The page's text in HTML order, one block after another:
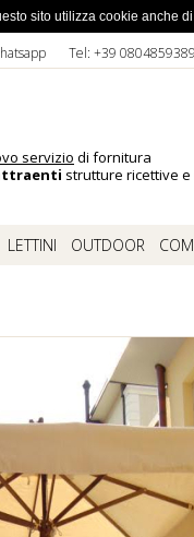
Tel: +39 0804859389
servizio di fornitura
strutture ricettive
LETTINI OUTDOOR
sito utilizza cookie anche